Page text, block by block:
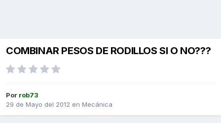
COMBINAR PESOS DE RODILLOS SI O NO???
Por rob73
29 de Mayo del 2012 en Mecánica